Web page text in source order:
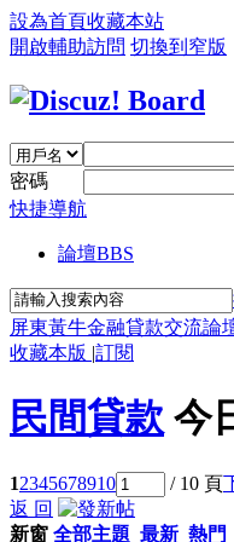
設為首頁收藏本站
開啟輔助訪問 切換到窄版
密碼
快捷導航
論壇BBS
屏東黃牛金融貸款交流論
收藏本版 |訂閱
民間貸款 今
12345678910 / 10 頁
返 回
新窗 全部主題 最新 熱門